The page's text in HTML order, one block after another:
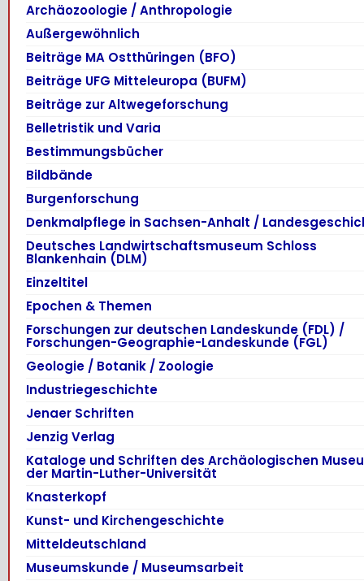
Archäozoologie / Anthropologie
Außergewöhnlich
Beiträge MA Ostthüringen (BFO)
Beiträge UFG Mitteleuropa (BUFM)
Beiträge zur Altwegeforschung
Belletristik und Varia
Bestimmungsbücher
Bildbände
Burgenforschung
Denkmalpflege in Sachsen-Anhalt /
Deutsches Landwirtschaftsmuseum Schloss
Blankenhain (DLM)
Einzeltitel
Epochen & Themen
Forschungen zur deutschen Landeskunde (FDL) /
Forschungen-Geographie-Landeskunde (FGL)
Geologie / Botanik / Zoologie
Industriegeschichte
Jenaer Schriften
Jenzig Verlag
Kataloge und Schriften des Archäologischen
der Martin-Luther-Universität
Knasterkopf
Kunst- und Kirchengeschichte
Mitteldeutschland
Museumskunde / Museumsarbeit